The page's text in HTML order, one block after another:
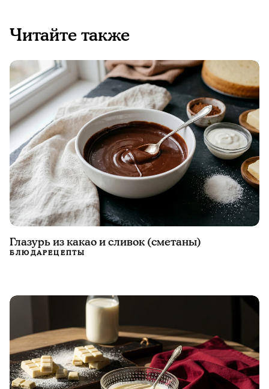
Читайте также
Глазурь из какао и сливок (сметаны)
БЛЮДАРЕЦЕПТЫ